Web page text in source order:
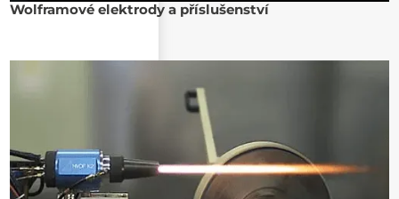
Wolframové elektrody a příslušenství